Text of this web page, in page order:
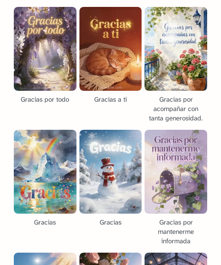
Gracias por todo Gracias a ti
Gracias por
acompañar con
tanta generosidad.
Gracias Gracias
Gracias por
mantenerme
informada